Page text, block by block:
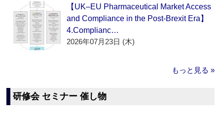
【UK–EU Pharmaceutical Market Access
and Compliance in the Post-Brexit Era】
4.Complianc…
2026年07月23日 (木)
もっと見る »
研修会 セミナー 催し物